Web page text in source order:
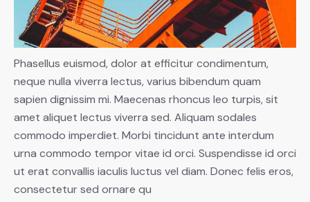
Phasellus euismod, dolor at efficitur condimentum,
neque nulla viverra lectus, varius bibendum quam
sapien dignissim mi. Maecenas rhoncus leo turpis, sit
amet aliquet lectus viverra sed. Aliquam sodales
commodo imperdiet. Morbi tincidunt ante interdum
urna commodo tempor vitae id orci. Suspendisse id orci
ut erat convallis iaculis luctus vel diam. Donec felis eros,
consectetur sed ornare qu